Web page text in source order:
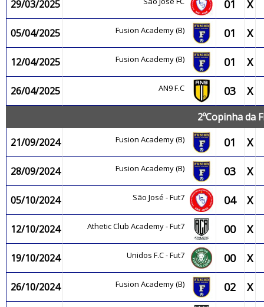
29/03/2025 01 X
05/04/2025 Fusion Academy (B) 01 X
12/04/2025 Fusion Academy (B) 01 X
26/04/2025 AN9 F.C 03 X
2ºCopinha da
21/09/2024
Fusion Academy (B) 01 X
28/09/2024 Fusion Academy (B) 03 X
05/10/2024 São José - Fut7 04 X
12/10/2024 Athetic Club Academy - Fut7 00 X
19/10/2024 Unidos F.C - Fut7 00 X
26/10/2024 Fusion Academy (B) 02 X